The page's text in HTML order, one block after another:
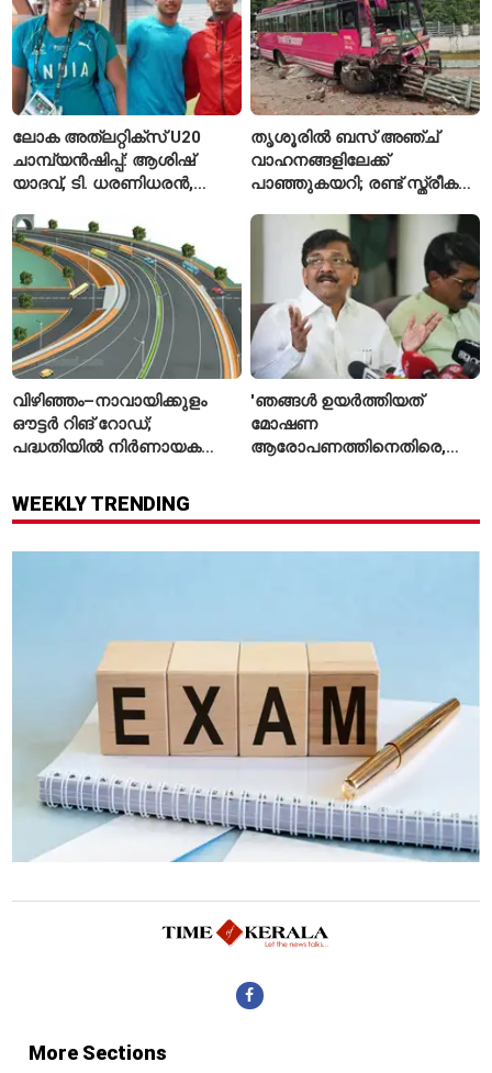
ലോക അത്‌ലറ്റിക്സ് U20
ചാമ്പ്യൻഷിപ്പ്: ആശിഷ്
യാദവ്, ടി. ധരണിധരൻ,
ഫൈനലിൽ
തൃശൂരിൽ ബസ് അഞ്ച്
വാഹനങ്ങളിലേക്ക്
പാഞ്ഞുകയറി; രണ്ട് സ്ത്രീകൾ
വിഴിഞ്ഞം–നാവായിക്കുളം
ഔട്ടർ റിങ് റോഡ്;
പദ്ധതിയിൽ നിർണായക
വിശദീകരണം
'ഞങ്ങൾ ഉയർത്തിയത്
മോഷണ
ആരോപണത്തിനെതിരെ,
സഞ്ജയ് റാവത്ത്
WEEKLY TRENDING
More Sections